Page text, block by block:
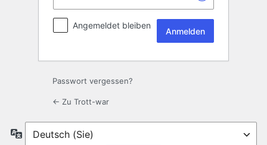
Angemeldet bleiben
Passwort vergessen?
← Zu Trott-war
Sprache